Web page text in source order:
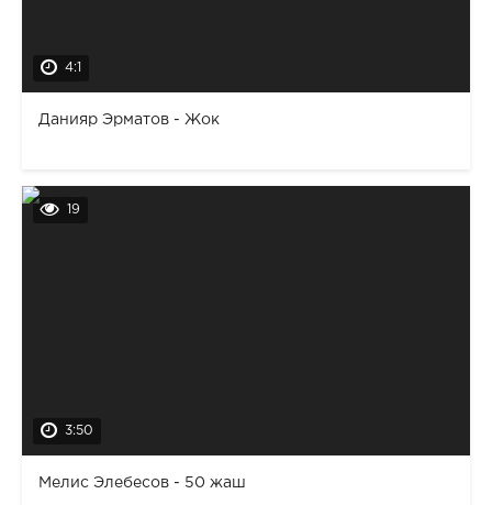
4:1
Данияр Эрматов - Жок
19
3:50
Мелис Элебесов - 50 жаш